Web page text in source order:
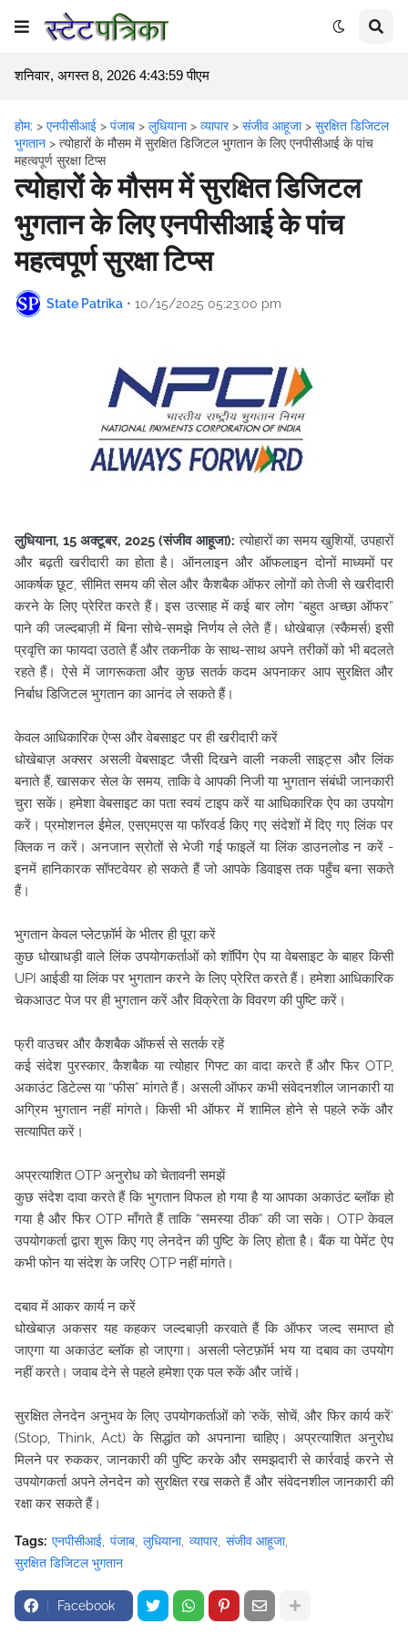
शनिवार, अगस्त 8, 2026 4:43:59 पीएम
होम; > एनपीसीआई > पंजाब > लुधियाना> व्यापार> संजीव आहूजा> सुरक्षित डिजिटल
भुगतान > त्योहारों के मौसम में सुरक्षित डिजिटल भुगतान के लिए एनपीसीआई के पांच
महत्वपूर्ण सुरक्षा टिप्स
त्योहारों के मौसम में सुरक्षित डिजिटल
भुगतान के लिए एनपीसीआई के पांच
महत्वपूर्ण सुरक्षा टिप्स
State Patrika • 10/15/2025 05:23:00 pm
लुधियाना, 15 अक्टूबर, 2025 (संजीव आहूजा): त्योहारों का समय खुशियों, उपहारों
और बढ़ती खरीदारी का होता है। ऑनलाइन और ऑफलाइन दोनों माध्यमों पर
आकर्षक छूट, सीमित समय की सेल और कैशबैक ऑफर लोगों को तेजी से खरीदारी
करने के लिए प्रेरित करते हैं। इस उत्साह में कई बारलोग “बहुत अच्छा ऑफर”
पाने की जल्दबाज़ी में बिना सोचे-समझे निर्णय ले लेते हैं। धोखेबाज़ (स्कैमर्स) इसी
प्रवृत्ति का फायदा उठाते हैं और तकनीक के साथ-साथ अपने तरीकों को भी बदलते
रहते हैं। ऐसे में जागरूकता और कुछ सतर्क कदम अपनाकर आप सुरक्षित और
निर्बाध डिजिटल भुगतान का आनंद ले सकते हैं।
केवल आधिकारिक ऐप्स और वेबसाइट पर ही खरीदारी करें
धोखेबाज़ अक्सर असली वेबसाइट जैसी दिखने वाली नकली साइट्स और लिंक
बनाते हैं, खासकर सेल के समय, ताकि वे आपकी निजी या भुगतान संबंधी जानकारी
चुरा सकें। हमेशा वेबसाइट का पता स्वयं टाइप करें या आधिकारिक ऐप का उपयोग
करें। प्रमोशनल ईमेल, एसएमएस या फॉरवर्ड किए गए संदेशों में दिए गए लिंक पर
क्लिक न करें। अनजान स्रोतों से भेजी गई फाइलें या लिंक डाउनलोड न करें -
इनमें हानिकारक सॉफ्टवेयर हो सकते हैं जो आपके डिवाइस तक पहुँच बना सकते
हैं।
भुगतान केवल प्लेटफ़ॉर्म के भीतर ही पूरा करें
कुछ धोखाधड़ी वाले लिंक उपयोगकर्ताओं को शॉपिंग ऐप या वेबसाइट के बाहर किसी
UPI आईडी या लिंक पर भुगतान करने के लिए प्रेरित करते हैं। हमेशा आधिकारिक
चेकआउट पेज पर ही भुगतान करें और विक्रेता के विवरण की पुष्टि करें।
फ्री वाउचर और कैशबैक ऑफर्स से सतर्क रहें
कई संदेश पुरस्कार, कैशबैक या त्योहार गिफ्ट का वादा करते हैं और फिर OTP,
अकाउंट डिटेल्स या “फीस” मांगते हैं। असली ऑफर कभी संवेदनशील जानकारी या
अग्रिम भुगतान नहीं मांगते। किसी भी ऑफर में शामिल होने से पहले रुकें और
सत्यापित करें।
अप्रत्याशित OTP अनुरोध को चेतावनी समझें
कुछ संदेश दावा करते हैं कि भुगतान विफल हो गया है या आपका अकाउंट ब्लॉक हो
गया है और फिर OTP माँगते हैं ताकि “समस्या ठीक” की जा सके। OTP केवल
उपयोगकर्ता द्वारा शुरू किए गए लेनदेन की पुष्टि के लिए होता है। बैंक या पेमेंट ऐप
कभी फोन या संदेश के जरिए OTP नहीं मांगते।
दबाव में आकर कार्य न करें
धोखेबाज़ अकसर यह कहकर जल्दबाज़ी करवाते हैं कि ऑफर जल्द समाप्त हो
जाएगा या अकाउंट ब्लॉक हो जाएगा। असली प्लेटफ़ॉर्म भय या दबाव का उपयोग
नहीं करते। जवाब देने से पहले हमेशा एक पल रुकें और जांचें।
सुरक्षित लेनदेन अनुभव के लिए उपयोगकर्ताओं को ‘रुकें, सोचें, और फिर कार्य करें’
(Stop, Think, Act) के सिद्धांत को अपनाना चाहिए। अप्रत्याशित अनुरोध
मिलने पर रुककर, जानकारी की पुष्टि करके और समझदारी से कार्रवाई करने से
उपयोगकर्ता अपने लेनदेन को सुरक्षित रख सकते हैं और संवेदनशील जानकारी की
रक्षा कर सकते हैं।
Tags: एनपीसीआई पंजाब लुधियाना व्यापार संजीव आहूजा
सुरक्षित डिजिटल भुगतान
Facebook